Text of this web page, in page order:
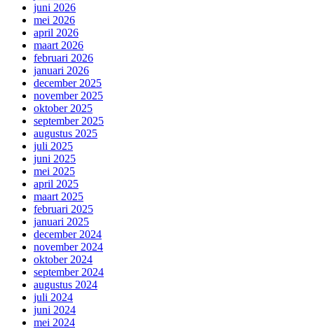
juni 2026
mei 2026
april 2026
maart 2026
februari 2026
januari 2026
december 2025
november 2025
oktober 2025
september 2025
augustus 2025
juli 2025
juni 2025
mei 2025
april 2025
maart 2025
februari 2025
januari 2025
december 2024
november 2024
oktober 2024
september 2024
augustus 2024
juli 2024
juni 2024
mei 2024